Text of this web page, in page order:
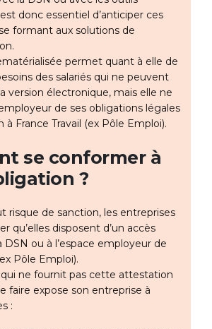
donc essentiel d’anticiper ces
formant aux solutions de
permet quant à elle de
des salariés qui ne peuvent
version électronique, mais elle ne
de ses obligations légales
à France Travail (ex Pôle Emploi).
se conformer à
?
risque de sanction, les entreprises
qu’elles disposent d’un accès
ou à l’espace employeur de
Pôle Emploi).
ne fournit pas cette attestation
faire expose son entreprise à
: